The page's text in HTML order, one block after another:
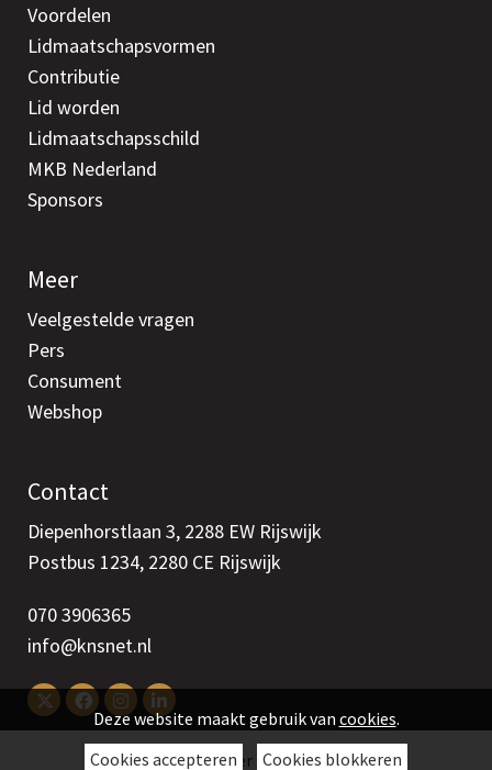
Voordelen
Lidmaatschapsvormen
Contributie
Lid worden
Lidmaatschapsschild
MKB Nederland
Sponsors
Meer
Veelgestelde vragen
Pers
Consument
Webshop
Contact
Diepenhorstlaan 3, 2288 EW Rijswijk
Postbus 1234, 2280 CE Rijswijk
070 3906365
info@knsnet.nl
Colofon>Disclaimer>Cookies>Privacy
Deze website maakt gebruik van cookies.
Cookies accepteren
Cookies blokkeren